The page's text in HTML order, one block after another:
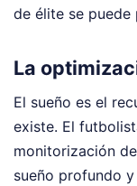
de élite se puede
La
El sueño es el
existe. El
monitorización
sueño profundo